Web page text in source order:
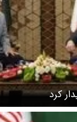
کرد